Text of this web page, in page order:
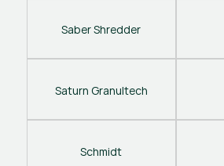
Saber Shredder
Saturn Granultech
Schmidt